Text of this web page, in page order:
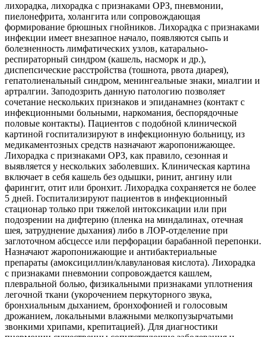
лихорадка, лихорадка с признаками ОРЗ, пневмонии,
пиелонефрита, холангита или сопровождающая
формирование брюшных гнойников. Лихорадка с признаками
инфекции имеет внезапное начало, появляются сыпь и
болезненность лимфатических узлов, катарально-
респираторный синдром (кашель, насморк и др.),
диспепсические расстройства (тошнота, рвота диарея),
гепатолиенальный синдром, менингеальные знаки, миалгии и
артралгии. Заподозрить данную патологию позволяет
сочетание нескольких признаков и эпиданамнез (контакт с
инфекционными больными, наркомания, беспорядочные
половые контакты). Пациентов с подобной клинической
картиной госпитализируют в инфекционную больницу, из
медикаментозных средств назначают жаропонижающее.
Лихорадка с признаками ОРЗ, как правило, сезонная и
выявляется у нескольких заболевших. Клиническая картина
включает в себя кашель без одышки, ринит, ангину или
фарингит, отит или бронхит. Лихорадка сохраняется не более
5 дней. Госпитализируют пациентов в инфекционный
стационар только при тяжелой интоксикации или при
подозрении на дифтерию (пленка на миндалинах, отечная
шея, затруднение дыхания) либо в ЛОР-отделение при
заглоточном абсцессе или перфорации барабанной перепонки.
Назначают жаропонижающие и антибактериальные
препараты (амоксициллин/клавулановая кислота). Лихорадка
с признаками пневмонии сопровождается кашлем,
плевральной болью, физикальными признаками уплотнения
легочной ткани (укорочением перкуторного звука,
бронхиальным дыханием, бронхофонией и голосовым
дрожанием, локальными влажными мелкопузырчатыми
звонкими хрипами, крепитацией). Для диагностики